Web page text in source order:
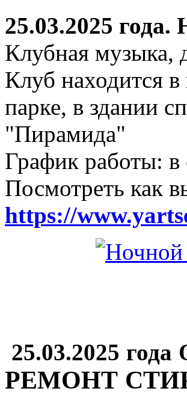
25.03.2025
Клубная музыка,
Клуб находится
парке, в здании
"Пирамида"
График работы: в
Посмотреть как
https://
25.03.2025
РЕМОНТ